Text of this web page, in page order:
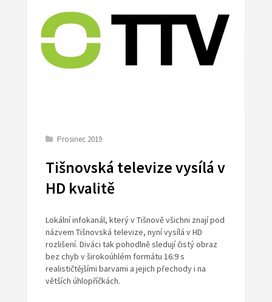
Prosinec 2019
Tišnovská televize vysílá v
HD kvalitě
Lokální infokanál, který v Tišnově všichni znají pod
názvem Tišnovská televize, nyní vysílá v HD
rozlišení. Diváci tak pohodlně sledují čistý obraz
bez chyb v širokoúhlém formátu 16:9 s
realističtějšími barvami a jejich přechody i na
větších úhlopříčkách.